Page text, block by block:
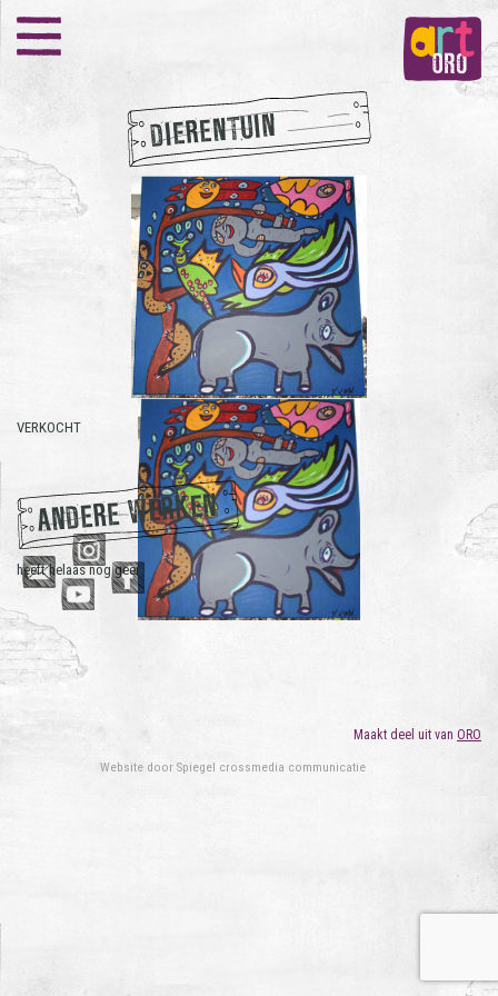
DIERENTUIN
VERKOCHT
ANDERE WERKEN
heeft helaas nog geen andere werken.
Maakt deel uit van ORO
Website door Spiegel crossmedia communicatie